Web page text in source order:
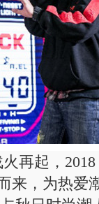
再起，
来，为热爱